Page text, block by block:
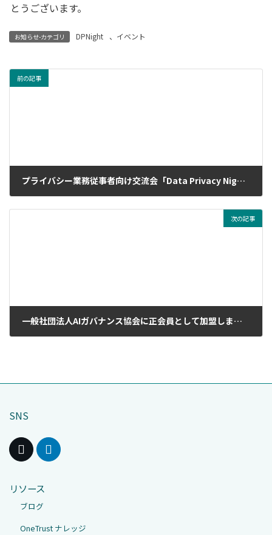
とうございます。
お知らせ-カテゴリ DPNight 、 イベント
前の記事
プライバシー業務従事者向け交流会「Data Privacy Night 」第４回の開催予定が決定しました。
次の記事
一般社団法人AIガバナンス協会に正会員として加盟しました。
SNS
リソース
ブログ
OneTrust ナレッジ